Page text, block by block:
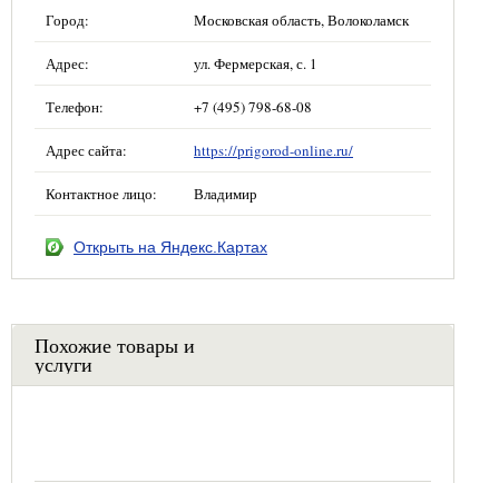
Город: Московская область, Волоколамск
Адрес: ул. Фермерская, с. 1
Телефон: +7 (495) 798-68-08
Адрес сайта: https://prigorod-online.ru/
Контактное лицо: Владимир
Открыть на Яндекс.Картах
Похожие товары и
услуги